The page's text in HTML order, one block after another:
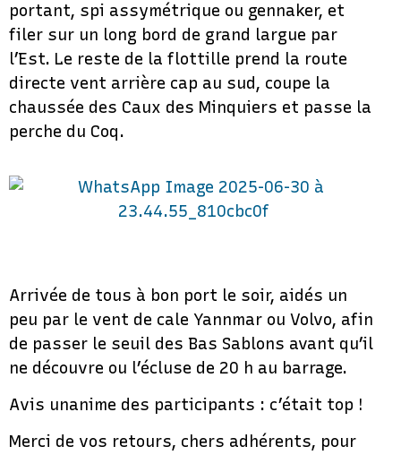
portant, spi assymétrique ou gennaker, et
filer sur un long bord de grand largue par
l’Est. Le reste de la flottille prend la route
directe vent arrière cap au sud, coupe la
chaussée des Caux des Minquiers et passe la
perche du Coq.
Arrivée de tous à bon port le soir, aidés un
peu par le vent de cale Yannmar ou Volvo, afin
de passer le seuil des Bas Sablons avant qu’il
ne découvre ou l’écluse de 20 h au barrage.
Avis unanime des participants : c’était top !
Merci de vos retours, chers adhérents, pour